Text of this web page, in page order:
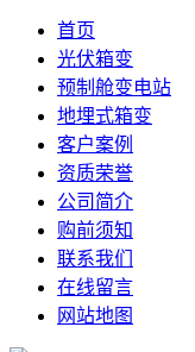
首页
光伏箱变
预制舱变电站
地埋式箱变
客户案例
资质荣誉
公司简介
购前须知
联系我们
在线留言
网站地图